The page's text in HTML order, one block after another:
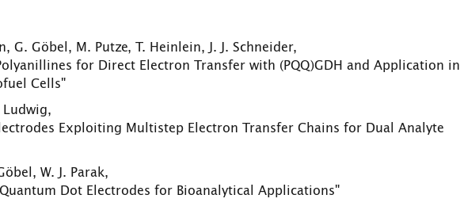
G. Göbel, M. Putze, T. Heinlein, J. J. Schneider,
for Direct Electron Transfer with (PQQ)GDH and Application in
Cells"
Ludwig,
Exploiting Multistep Electron Transfer Chains for Dual Analyte
W. J. Parak,
Dot Electrodes for Bioanalytical Applications"